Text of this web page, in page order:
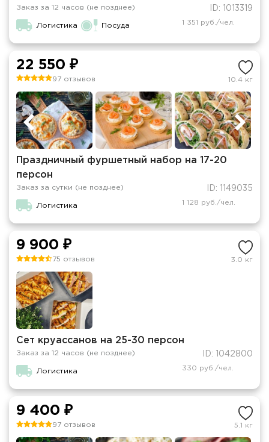
Заказ за 12 часов (не позднее) ID: 1013319
Логистика Посуда 1 351 руб./чел.
22 550 ₽
97 отзывов 10.4 кг
Праздничный фуршетный набор на 17-20
персон
Заказ за сутки (не позднее) ID: 1149035
Логистика 1 128 руб./чел.
9 900 ₽
75 отзывов 3.0 кг
Сет круассанов на 25-30 персон
Заказ за 12 часов (не позднее) ID: 1042800
Логистика 330 руб./чел.
9 400 ₽
97 отзывов 5.1 кг